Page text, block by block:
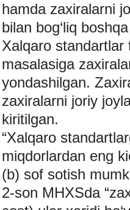
hamda zaxiralarni
bilan bog‘liq
Xalqaro
masalasiga
yondashilgan.
zaxiralarni joriy
kiritilgan.
“Xalqaro
miqdorlardan eng
(b) sof sotish
2-son MHXSda